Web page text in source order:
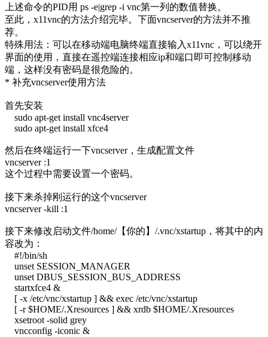
上述命令的PID用 ps -e|grep -i vnc第一列的数值替换。
至此，x11vnc的方法介绍完毕。下面vncserver的方法并不推
荐。
特殊用法：可以在移动端电脑终端直接输入x11vnc，可以绕开
界面的使用，直接在遥控端连接相应ip和端口即可控制移动
端，这样没有密码是很危险的。
* 补充vncserver使用方法
首先安装
sudo apt-get install vnc4server
sudo apt-get install xfce4
然后在终端运行一下vncserver，生成配置文件
vncserver :1
这个过程中需要设置一个密码。
接下来杀掉刚运行的这个vncserver
vncserver -kill :1
接下来修改启动文件/home/【你的】/.vnc/xstartup，将其中的内
容改为：
#!/bin/sh
unset SESSION_MANAGER
unset DBUS_SESSION_BUS_ADDRESS
startxfce4 &
[ -x /etc/vnc/xstartup ] && exec /etc/vnc/xstartup
[ -r $HOME/.Xresources ] && xrdb $HOME/.Xresources
xsetroot -solid grey
vncconfig -iconic &